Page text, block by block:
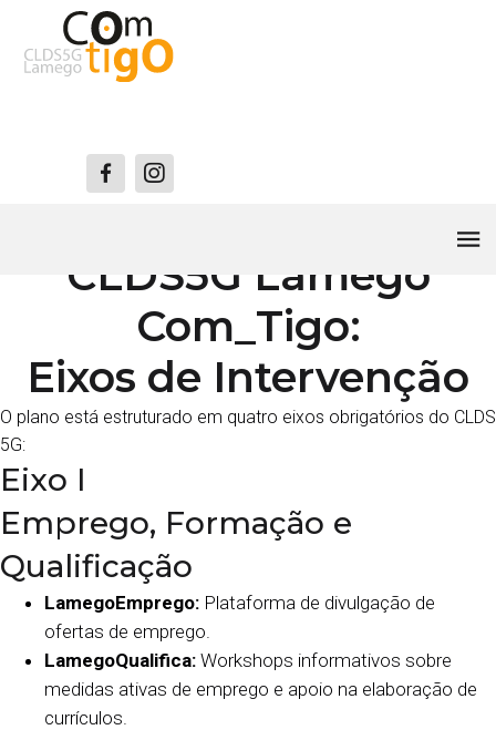
O Plano de Ação do
CLDS5G Lamego
Com_Tigo:
Eixos de Intervenção
O plano está estruturado em quatro eixos obrigatórios do CLDS
5G:
Eixo I
Emprego, Formação e
Qualificação
LamegoEmprego: Plataforma de divulgação de
ofertas de emprego.
LamegoQualifica: Workshops informativos sobre
medidas ativas de emprego e apoio na elaboração de
currículos.